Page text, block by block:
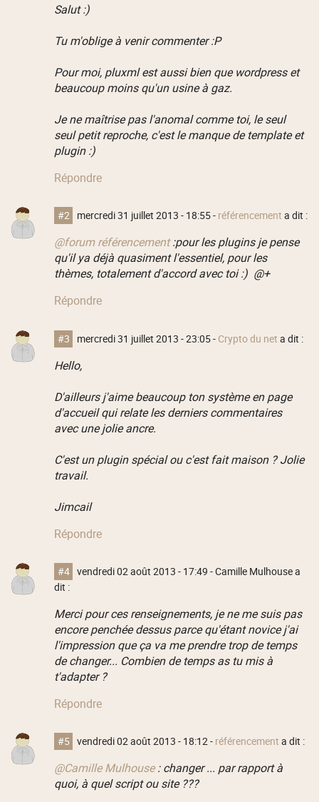
Salut :)
Tu m'oblige à venir commenter :P
Pour moi, pluxml est aussi bien que wordpress et
beaucoup moins qu'un usine à gaz.
Je ne maîtrise pas l'anomal comme toi, le seul
seul petit reproche, c'est le manque de template et
plugin :)
Répondre
#2 mercredi 31 juillet 2013 - 18:55- référencement a dit :
@forum référencement:pour les plugins je pense
qu'il ya déjà quasiment l'essentiel, pour les
thèmes, totalement d'accord avec toi :) @+
Répondre
#3 mercredi 31 juillet 2013 - 23:05- Crypto du net a dit :
Hello,
D'ailleurs j'aime beaucoup ton système en page
d'accueil qui relate les derniers commentaires
avec une jolie ancre.
C'est un plugin spécial ou c'est fait maison ? Jolie
travail.
Jimcail
Répondre
#4 vendredi 02 août 2013 - 17:49 - Camille Mulhouse a
dit :
Merci pour ces renseignements, je ne me suis pas
encore penchée dessus parce qu'étant novice j'ai
l'impression que ça va me prendre trop de temps
de changer... Combien de temps as tu mis à
t'adapter ?
Répondre
#5 vendredi 02 août 2013 - 18:12- référencement a dit :
@Camille Mulhouse: changer ... par rapport à
quoi, à quel script ou site ???